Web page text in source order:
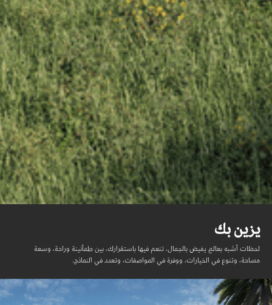
يزين بك
لحظات أشبه بعالمٍ يفيض بالجمال، تنعم فيها باستقرارك، بين طمأنينة وراحة، وسعة
مساحة، وتنوع في الخيارات، ووفرة في المواصفات، وتعدد في النماذج.